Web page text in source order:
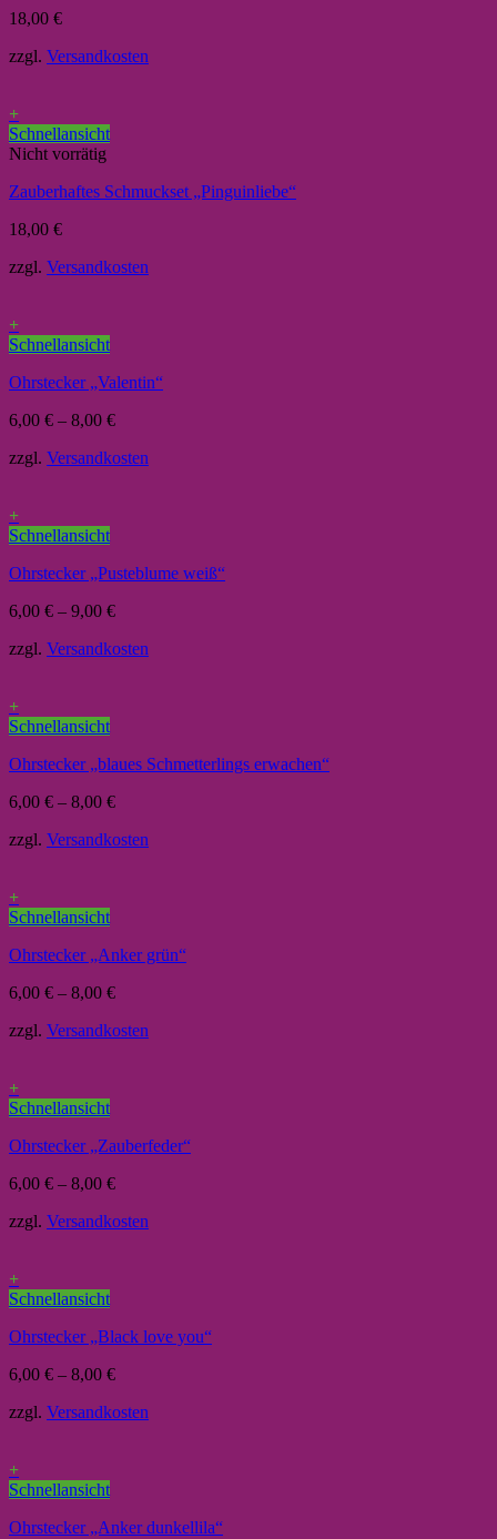
18,00 €
zzgl. Versandkosten
+
Schnellansicht
Nicht vorrätig
Zauberhaftes Schmuckset „Pinguinliebe“
18,00 €
zzgl. Versandkosten
+
Schnellansicht
Ohrstecker „Valentin“
6,00 € – 8,00 €
zzgl. Versandkosten
+
Schnellansicht
Ohrstecker „Pusteblume weiß“
6,00 € – 9,00 €
zzgl. Versandkosten
+
Schnellansicht
Ohrstecker „blaues Schmetterlings erwachen“
6,00 € – 8,00 €
zzgl. Versandkosten
+
Schnellansicht
Ohrstecker „Anker grün“
6,00 € – 8,00 €
zzgl. Versandkosten
+
Schnellansicht
Ohrstecker „Zauberfeder“
6,00 € – 8,00 €
zzgl. Versandkosten
+
Schnellansicht
Ohrstecker „Black love you“
6,00 € – 8,00 €
zzgl. Versandkosten
+
Schnellansicht
Ohrstecker „Anker dunkellila“